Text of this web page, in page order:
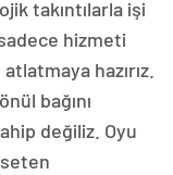
takıntılarla işi
hizmeti
hazırız.
bağını
değiliz. Oyu